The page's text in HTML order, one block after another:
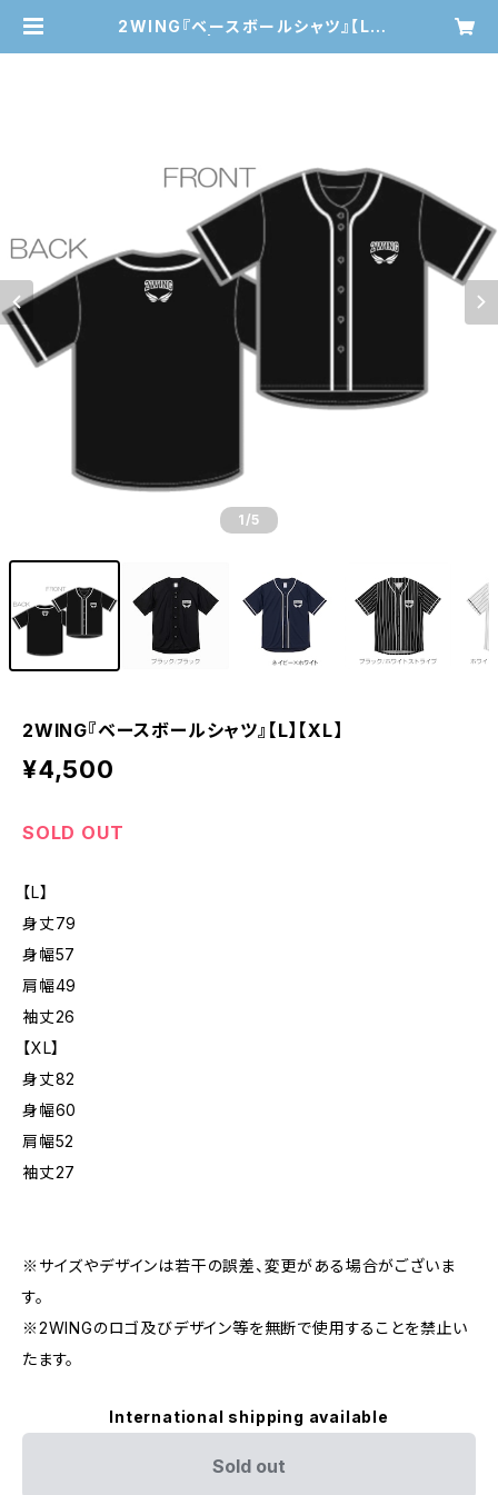
2WING『ベースボールシャツ』【L】
1 /5
2WING『ベースボールシャツ』【L】【XL】
¥4,500
SOLD OUT
【L】
身丈79
身幅57
肩幅49
袖丈26
【XL】
身丈82
身幅60
肩幅52
袖丈27
※サイズやデザインは若干の誤差、変更がある場合がございま
す。
※2WINGのロゴ及びデザイン等を無断で使用することを禁止い
たます。
International shipping available
Sold out